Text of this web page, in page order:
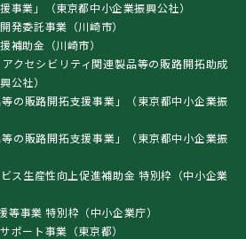
事業」（東京都中小企業振興公社）
発委託事業（川崎市）
補助金（川崎市）
クセシビリティ関連製品等の販路開拓助成
公社）
の販路開拓支援事業」（東京都中小企業振
の販路開拓支援事業」（東京都中小企業振
ス生産性向上促進補助金 特別枠（中小企業
事業 特別枠（中小企業庁）
ポート事業（東京都）